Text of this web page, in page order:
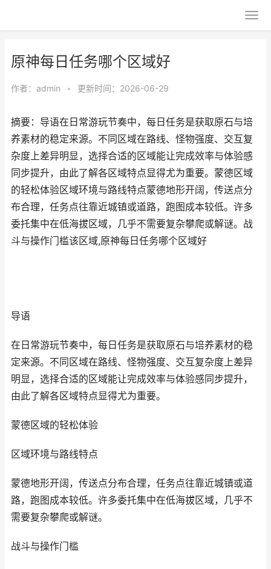
原神每日任务哪个区域好
作者： admin • 更新时间：2026-06-29
摘要：导语在日常游玩节奏中，每日任务是获取原石与培
养素材的稳定来源。不同区域在路线、怪物强度、交互复
杂度上差异明显，选择合适的区域能让完成效率与体验感
同步提升，由此了解各区域特点显得尤为重要。蒙德区域
的轻松体验区域环境与路线特点蒙德地形开阔，传送点分
布合理，任务点往靠近城镇或道路，跑图成本较低。许多
委托集中在低海拔区域，几乎不需要复杂攀爬或解谜。战
斗与操作门槛该区域,原神每日任务哪个区域好
导语
在日常游玩节奏中，每日任务是获取原石与培养素材的稳
定来源。不同区域在路线、怪物强度、交互复杂度上差异
明显，选择合适的区域能让完成效率与体验感同步提升，
由此了解各区域特点显得尤为重要。
蒙德区域的轻松体验
区域环境与路线特点
蒙德地形开阔，传送点分布合理，任务点往靠近城镇或道
路，跑图成本较低。许多委托集中在低海拔区域，几乎不
需要复杂攀爬或解谜。
战斗与操作门槛